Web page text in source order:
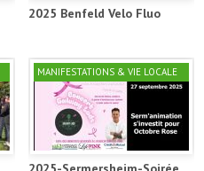
2025 Benfeld Velo Fluo
MANIFESTATIONS & VIE LOCALE